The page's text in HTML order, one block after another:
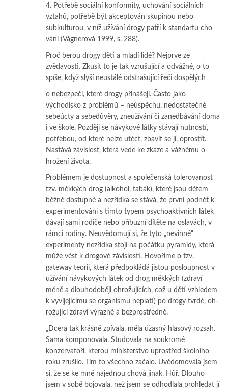
4. Potřebě sociální konformity, uchování sociálních
vztahů, potřebě být ak­cep­to­ván sku­pinou nebo
subkulturou, v níž užívání drogy patří k standartu cho­
vá­ní (Vág­ne­rová 1999, s. 288).
Proč berou drogy děti a mladí lidé? Nejprve ze
zvědavosti. Zkusit to je tak vzru­­šující a odvážné, o to
spíše, když slyší neustálé odstrašující řeči dospělých
o ne­bezpečí, které drogy přinášejí. Často jako
východisko z problémů – ne­ús­pě­chu, ne­dostatečné
sebeúcty a sebedůvěry, zneužívání či zanedbávání doma
i ve škole. Poz­ději se návykové látky stávají nutností,
potřebou, od které nelze u­téct, zbavit se jí, oprostit.
Nastává závislost, která vede ke zkáze a vážnému o­
hrožení života.
Problémem je dostupnost a společenská tolerovanost
tzv. měkkých drog (a­l­kohol, tabák), které jsou dětem
běžně dostupné a nezřídka se stává, že prv­ní podnět k
experimentování s tímto typem psychoaktivních látek
dávají sami ro­­­diče nebo příbuzní dítěte na oslavách, v
rámci rodiny. Neuvědomují si, že ty­to „nevinné“
experimenty nezřídka stojí na počátku pyramidy, která
může vést k dro­gové závislosti. Hovoříme o tzv.
gateway teorii, která předpokládá jistou po­­sloupnost v
užívání návykových látek od drog měkkých (zdraví
méně a dlou­ho­doběji ohrožujících, což u dětí vzhledem
k vyvíjejícímu se organismu neplatí) po drogy tvrdé, oh­
ro­žu­jící zdraví výrazně a bezprostředně.
„Dcera tak krásně zpívala, měla úžasný hlasový rozsah.
Sama komponovala. Studovala na sou­­­kro­mé
konzervatoři, kterou ministerstvo uprostřed školního
roku zrušilo. Tím to všechno za­čalo. Uvě­domovala jsem
si, že se ke mně najednou chová jinak. Hůř. Dlouho
jsem v sobě bo­jovala, než jsem se odhodlala prohledat jí